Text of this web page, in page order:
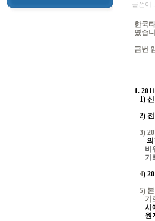
글쓴이 :
한국
였습
금번
-
1.
1)
2)
3)
의
비위
기
4)
5)
기
시에
원자